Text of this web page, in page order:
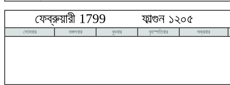
ফেব্রুয়ারী 1799 ফাল্গুন ১২০৫
সোমবার মঙ্গলবার বুধবার বৃহস্পতিবার শুক্রবার